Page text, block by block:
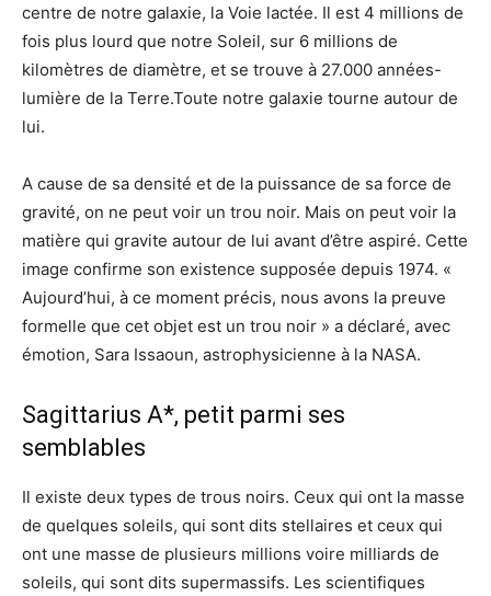
centre de notre galaxie, la Voie lactée. Il est 4 millions de
fois plus lourd que notre Soleil, sur 6 millions de
kilomètres de diamètre, et se trouve à 27.000 années-
lumière de la Terre.Toute notre galaxie tourne autour de
lui.
A cause de sa densité et de la puissance de sa force de
gravité, on ne peut voir un trou noir. Mais on peut voir la
matière qui gravite autour de lui avant d’être aspiré. Cette
image confirme son existence supposée depuis 1974. «
Aujourd’hui, à ce moment précis, nous avons la preuve
formelle que cet objet est un trou noir » a déclaré, avec
émotion, Sara Issaoun, astrophysicienne à la NASA.
Sagittarius A*, petit parmi ses
semblables
Il existe deux types de trous noirs. Ceux qui ont la masse
de quelques soleils, qui sont dits stellaires et ceux qui
ont une masse de plusieurs millions voire milliards de
soleils, qui sont dits supermassifs. Les scientifiques